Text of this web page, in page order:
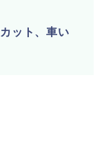
ット、車い